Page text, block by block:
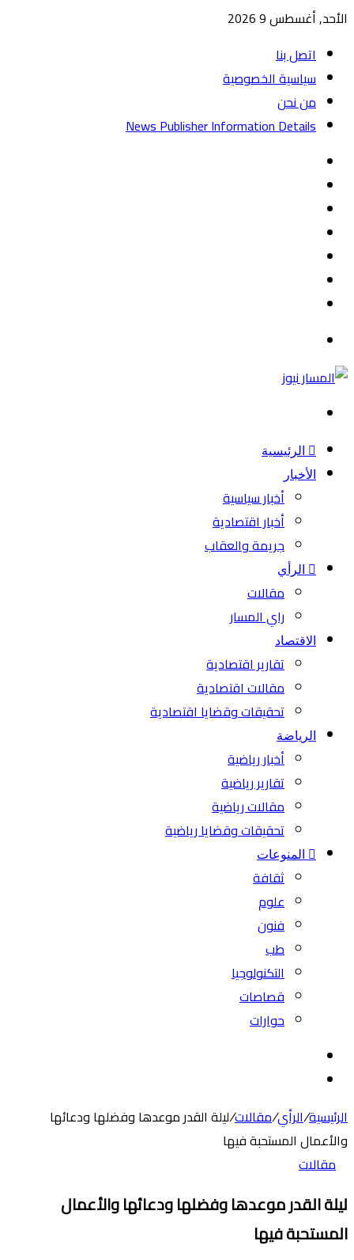
الأحد, أغسطس 9 2026
اتصل بنا
سياسية الخصوصية
من نحن
News Publisher Information Details
الرئيسية
الأخبار
أخبار سياسية
أخبار اقتصادية
جريمة والعقاب
الرأي
مقالات
راي المسار
الاقتصاد
تقارير اقتصادية
مقالات اقتصادية
تحقيقات وقضايا اقتصادية
الرياضة
أخبار رياضية
تقارير رياضية
مقالات رياضية
تحقيقات وقضايا رياضية
المنوعات
ثقافة
علوم
فنون
طب
التكنولوجيا
قصاصات
حوارات
المظلم
الرئيسية/الرأي/مقالات/ليلة القدر موعدها وفضلها ودعائها
والأعمال المستحبة فيها
مقالات
ليلة القدر موعدها وفضلها ودعائها والأعمال
المستحبة فيها